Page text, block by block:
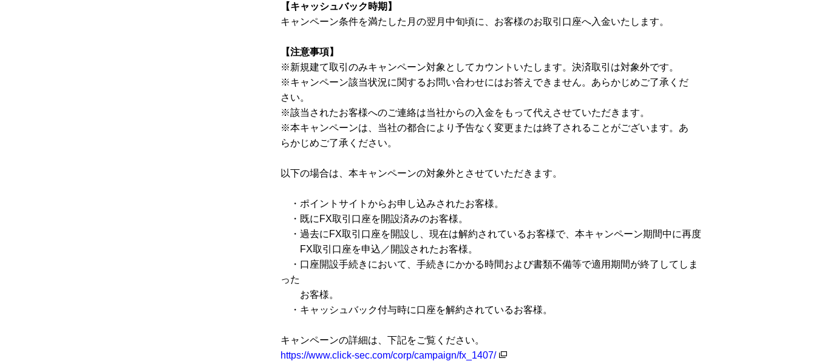
【キャッシュバック時期】
キャンペーン条件を満たした月の翌月中旬頃に、お客様のお取引口座へ入金いたします。
【注意事項】
※新規建て取引のみキャンペーン対象としてカウントいたします。決済取引は対象外です。
※キャンペーン該当状況に関するお問い合わせにはお答えできません。あらかじめご了承くだ
さい。
※該当されたお客様へのご連絡は当社からの入金をもって代えさせていただきます。
※本キャンペーンは、当社の都合により予告なく変更または終了されることがございます。あ
らかじめご了承ください。
以下の場合は、本キャンペーンの対象外とさせていただきます。
・ポイントサイトからお申し込みされたお客様。
・既に FX取引口座を開設済みのお客様。
・過去に FX取引口座を開設し、現在は解約されているお客様で、本キャンペーン期間中に再度
FX取引口座を申込／開設されたお客様。
・口座開設手続きにおいて、手続きにかかる時間および書類不備等で適用期間が終了してしま
った
お客様。
・キャッシュバック付与時に口座を解約されているお客様。
キャンペーンの詳細は、下記をご覧ください。
https://www.click-sec.com/corp/campaign/fx_1407/